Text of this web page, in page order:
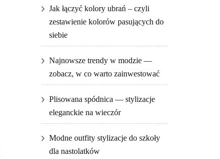
Jak łączyć kolory ubrań – czyli
zestawienie kolorów pasujących do
siebie
Najnowsze trendy w modzie —
zobacz, w co warto zainwestować
Plisowana spódnica — stylizacje
eleganckie na wieczór
Modne outfity stylizacje do szkoły
dla nastolatków